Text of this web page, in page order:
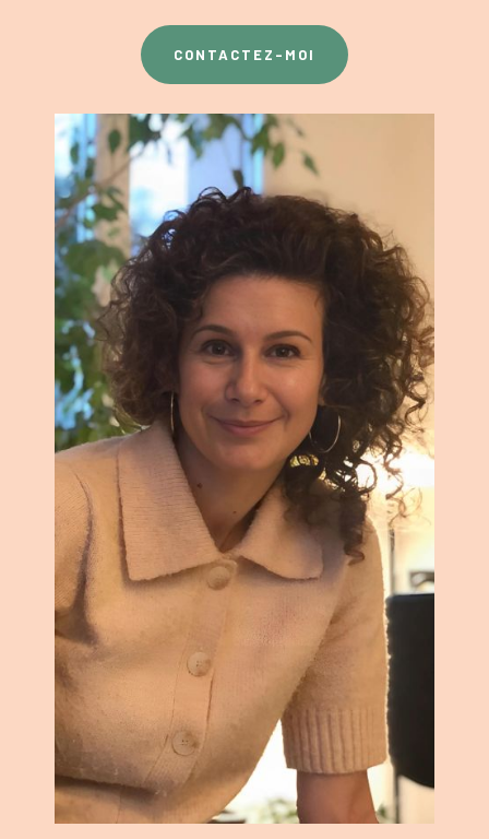
CONTACTEZ-MOI